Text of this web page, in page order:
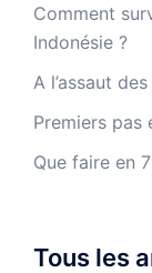
Comment
Indonésie ?
A l’assaut
Premiers pas
Que faire en
Tous les